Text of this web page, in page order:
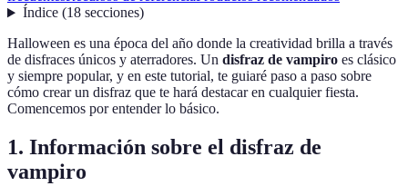
Índice(18 secciones)
Halloween es una época del año donde la creatividad brilla a través
de disfraces únicos y aterradores. Un disfraz de vampiro es clásico
y siempre popular, y en este tutorial, te guiaré paso a paso sobre
cómo crear un disfraz que te hará destacar en cualquier fiesta.
Comencemos por entender lo básico.
1. Información sobre el disfraz de
vampiro